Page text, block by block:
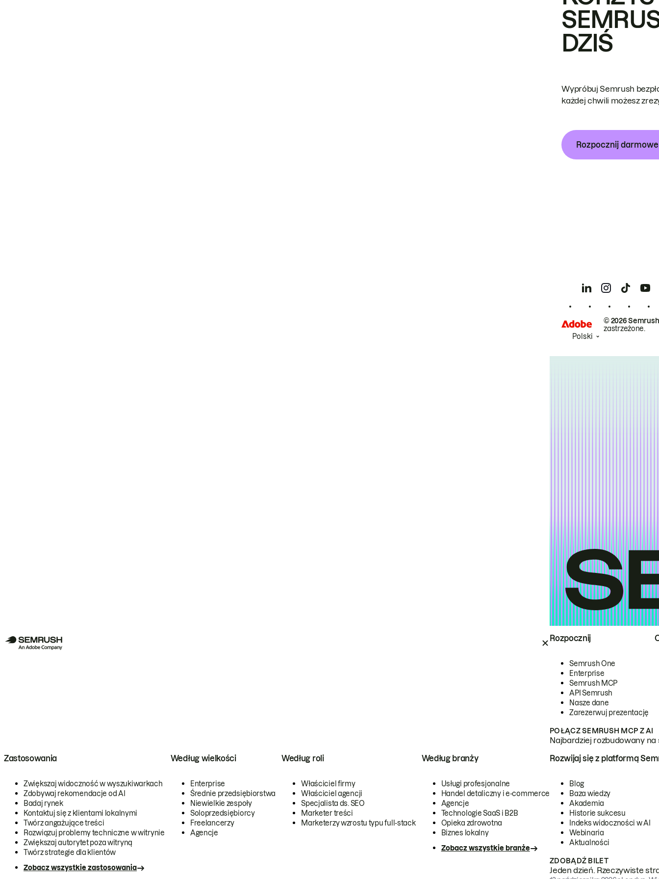
Rozpocznij
Semrush One
Enterprise
Semrush MCP
API Semrush
Nasze dane
Zarezerwuj prezentację
POŁĄCZ SEMRUSH MCP Z AI
Najbardziej rozbudowany
Zastosowania
Zwiększaj widoczność w wyszukiwarkach
Zdobywaj rekomendacje od AI
Badaj rynek
Kontaktuj się z klientami lokalnymi
Twórz angażujące treści
Rozwiązuj problemy techniczne w witrynie
Zwiększaj autorytet poza witryną
Twórz strategie dla klientów
Zobacz wszystkie zastosowania
Według wielkości
Enterprise
Średnie przedsiębiorstwa
Niewielkie zespoły
Soloprzedsiębiorcy
Freelancerzy
Agencje
Według roli
Właściciel firmy
Właściciel agencji
Specjalista ds. SEO
Marketer treści
Marketerzy wzrostu typu full-stack
Według branży
Usługi profesjonalne
Handel detaliczny i e-commerce
Agencje
Technologie SaaS i B2B
Opieka zdrowotna
Biznes lokalny
Zobacz wszystkie branże
Rozwijaj się z platformą
Blog
Baza wiedzy
Akademia
Historie sukcesu
Indeks widoczności w AI
Webinaria
Aktualności
ZDOBĄDŹ BILET
Jeden dzień. Rzeczywiste
DZIŚ
Wypróbuj Semrush
każdej chwili możesz
Rozpocznij
© 2026
zastrzeżone.
Polski